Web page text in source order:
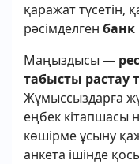
қаражат
рәсімделген банк
Маңыздысы —
табысты растау
Жұмыссыздарға
еңбек кітапшасы
көшірме ұсыну
анкета ішінде